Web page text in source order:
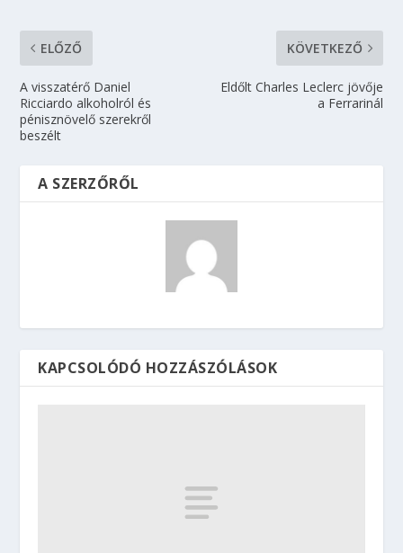
ELŐZŐ
A visszatérő Daniel
Ricciardo alkoholról és
pénisznövelő szerekről
beszélt
KÖVETKEZŐ
Eldőlt Charles Leclerc jövője
a Ferrarinál
A SZERZŐRŐL
KAPCSOLÓDÓ HOZZÁSZÓLÁSOK